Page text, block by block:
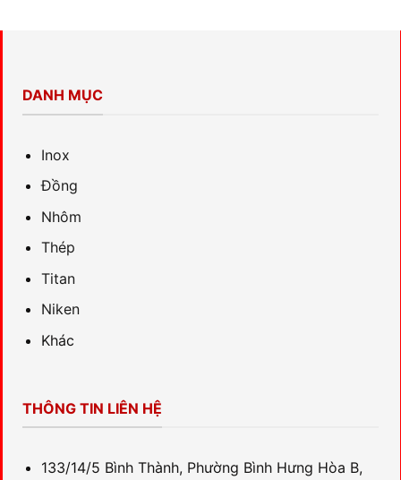
DANH MỤC
Inox
Đồng
Nhôm
Thép
Titan
Niken
Khác
THÔNG TIN LIÊN HỆ
133/14/5 Bình Thành, Phường Bình Hưng Hòa B,